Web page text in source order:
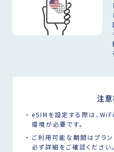
注
eSIMを設定する際は、
環境が必要です。
ご利用可能な期間はプラ
必ず詳細をご確認ください。